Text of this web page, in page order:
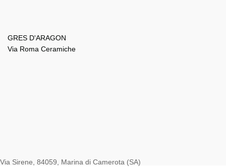
GRES D'ARAGON
Via Roma Ceramiche
Via Sirene, 84059, Marina di Camerota (SA)